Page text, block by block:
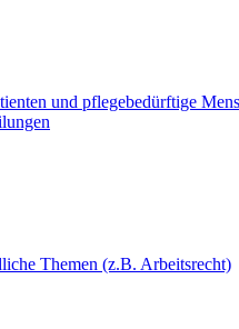
und pflegebedürftige
Themen (z.B. Arbeitsrecht)